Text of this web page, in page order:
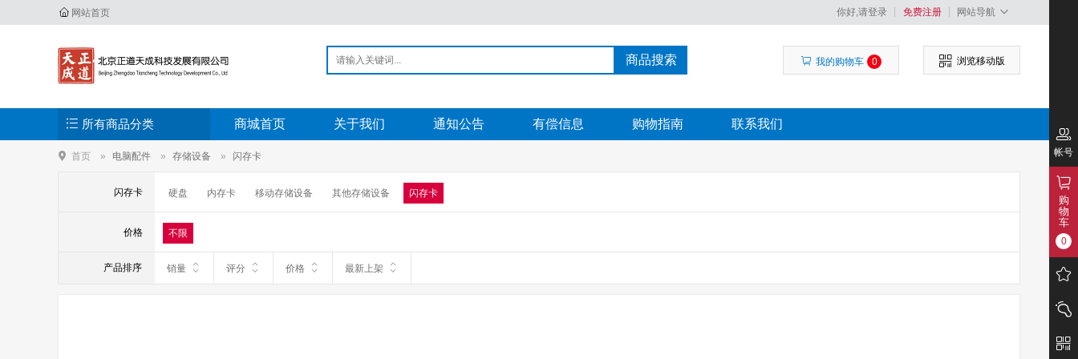
网站首页 你好,请登录 免费注册 网站导航
商品搜索 我的购物车 0 浏览移动版
所有商品分类 商城首页 关于我们 通知公告 有偿信息 购物指南 联系我们
首页 电脑配件 存储设备 闪存卡
闪存卡 硬盘 内存卡 移动存储设备 其他存储设备 闪存卡
价格 不限
产品排序 销量 评分 价格 最新上架
帐号
购
物
车
0